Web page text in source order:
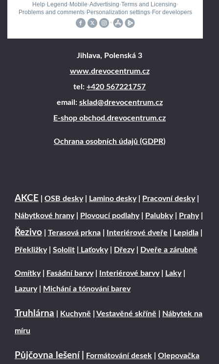
Jihlava, Polenská 3
www.drevocentrum.cz
tel: +420 567221757
email: sklad@drevocentrum.cz
E-shop obchod.drevocentrum.cz
Ochrana osobních údajů (GDPR)
AKCE OSB desky| Lamino desky| Pracovní desky|
Nábytkové hrany| Plovoucí podlahy| Palubky| Prahy|
Řezivo Terasová prkna Interiérové dveře Lepidla
Překližky| Sololit Laťovky| Dřezy| Dveře a zárubně
Omítky| Fasádní barvy| Interiérové barvy| Laky|
Lazury| Michání a tónování barev
Truhlárna Kuchyně Vestavěné skříně Nábytek na
míru
Půjčovna lešení Formátování desek Olepovačka